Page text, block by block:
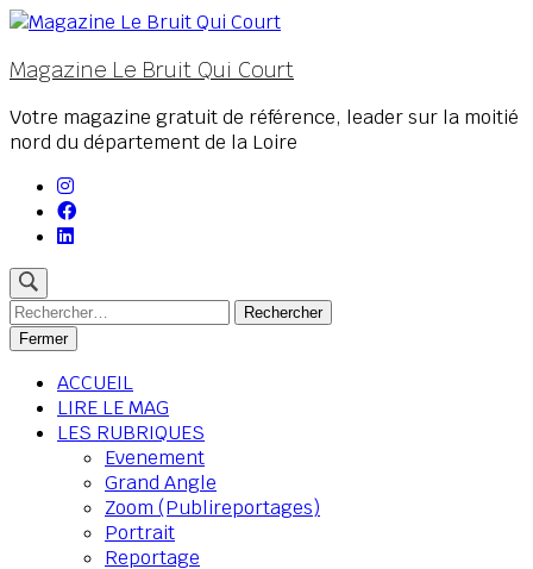
Aller
contenu
Entrée)
Magazine Le Bruit Qui Court
Votre magazine gratuit de référence, leader sur la moitié
nord du département de la Loire
Rechercher :
Fermer
ACCUEIL
LIRE LE MAG
LES RUBRIQUES
Evenement
Grand Angle
Zoom (Publireportages)
Portrait
Reportage